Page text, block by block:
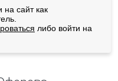
сайт как
либо войти на